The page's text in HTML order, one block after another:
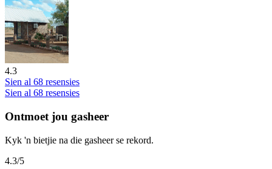
4.3
Sien al 68 resensies
Sien al 68 resensies
Ontmoet jou gasheer
Kyk 'n bietjie na die gasheer se rekord.
4.3/5